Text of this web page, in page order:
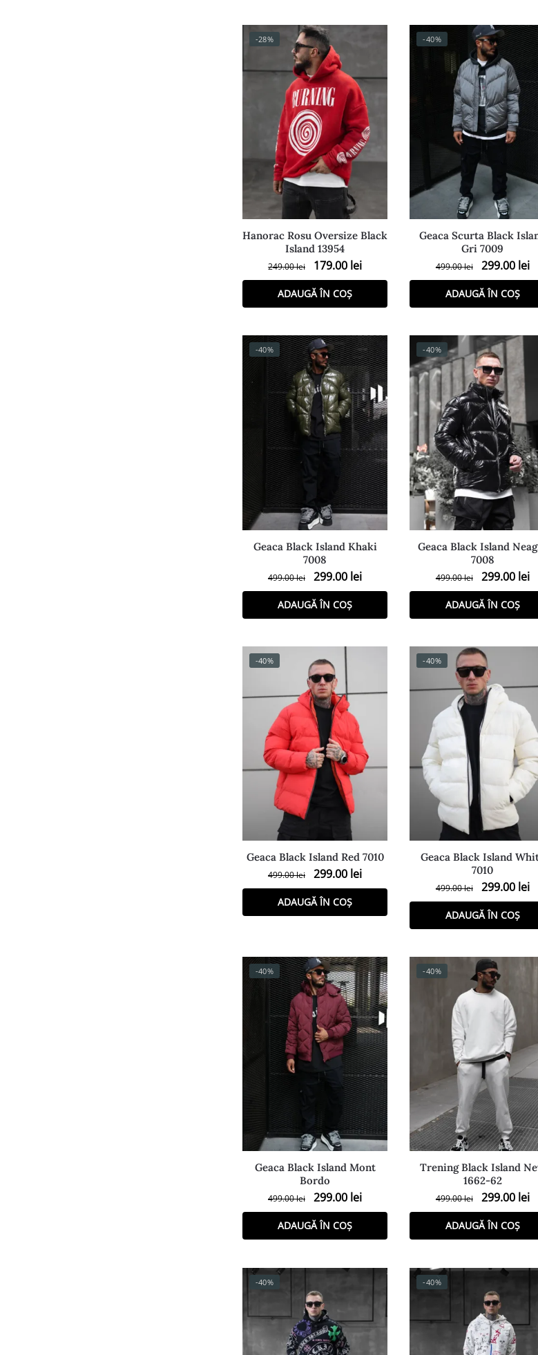
-28%
Hanorac Rosu Oversize Black
Island 13954
249.00lei 179.00 lei
ADAUGĂ ÎN COȘ
-40%
Geaca Scurta Black
Gri 7009
499.00lei 299.00 lei
ADAUGĂ ÎN COȘ
-40%
Geaca Black Island Khaki
7008
499.00lei 299.00 lei
ADAUGĂ ÎN COȘ
-40%
Geaca Black Island
7008
499.00lei 299.00 lei
ADAUGĂ ÎN COȘ
-40%
Geaca Black Island Red 7010
499.00lei 299.00 lei
ADAUGĂ ÎN COȘ
-40%
Geaca Black Island
7010
499.00lei 299.00 lei
ADAUGĂ ÎN COȘ
-40%
Geaca Black Island Mont
Bordo
499.00lei 299.00 lei
ADAUGĂ ÎN COȘ
-40%
Trening Black Island
1662-62
499.00lei 299.00 lei
ADAUGĂ ÎN COȘ
-40% -40%